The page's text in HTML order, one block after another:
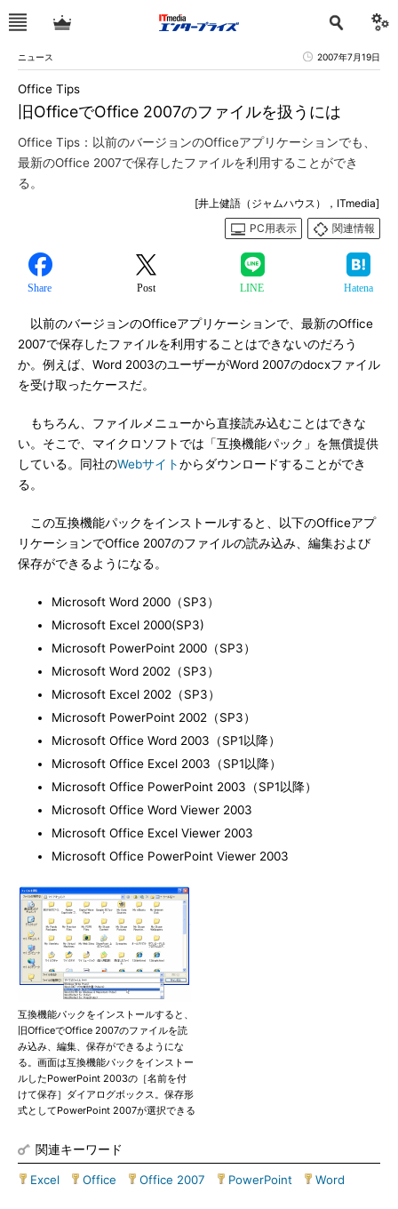
ニュース 2007年7月19日
旧OfficeでOffice 2007のファイルを扱うには
Office Tips
Office Tips：以前のバージョンのOfficeアプリケーションでも、
最新のOffice 2007で保存したファイルを利用することができ
る。
[井上健語（ジャムハウス），ITmedia]
PC用表示
関連情報
Share Post LINE Hatena
以前のバージョンのOfficeアプリケーションで、最新のOffice
2007で保存したファイルを利用することはできないのだろう
か。例えば、Word 2003のユーザーがWord 2007のdocxファイル
を受け取ったケースだ。
もちろん、ファイルメニューから直接読み込むことはできな
い。そこで、マイクロソフトでは「互換機能パック」を無償提供
している。同社のWebサイトからダウンロードすることができ
る。
この互換機能パックをインストールすると、以下のOfficeアプ
リケーションでOffice 2007のファイルの読み込み、編集および
保存ができるようになる。
Microsoft Word 2000（SP3）
Microsoft Excel 2000(SP3)
Microsoft PowerPoint 2000（SP3）
Microsoft Word 2002（SP3）
Microsoft Excel 2002（SP3）
Microsoft PowerPoint 2002（SP3）
Microsoft Office Word 2003（SP1以降）
Microsoft Office Excel 2003（SP1以降）
Microsoft Office PowerPoint 2003（SP1以降）
Microsoft Office Word Viewer 2003
Microsoft Office Excel Viewer 2003
Microsoft Office PowerPoint Viewer 2003
互換機能パックをインストールすると、
旧OfficeでOffice 2007のファイルを読
み込み、編集、保存ができるようにな
る。画面は互換機能パックをインストー
ルしたPowerPoint 2003の［名前を付
けて保存］ダイアログボックス。保存形
式としてPowerPoint 2007が選択できる
関連キーワード
Excel Office Office 2007 PowerPoint Word